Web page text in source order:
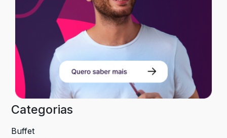
Categorias
Buffet